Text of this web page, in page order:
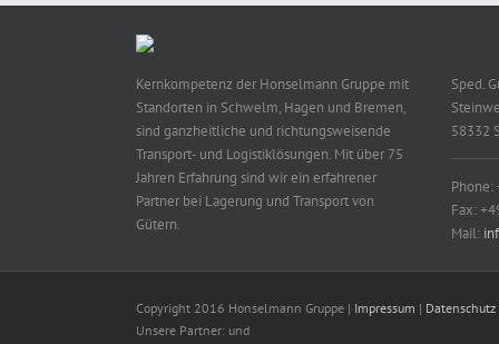
Kernkompetenz der Honselmann Gruppe mit
Standorten in Schwelm, Hagen und Bremen,
sind ganzheitliche und richtungsweisende
Transport- und Logistiklösungen. Mit über 75
Jahren Erfahrung sind wir ein erfahrener
Partner bei Lagerung und Transport von
Gütern.
Sped.
58332
Fax:
Mail:
Copyright 2016 Honselmann Gruppe | Impressum | Datenschutz
Unsere Partner: und